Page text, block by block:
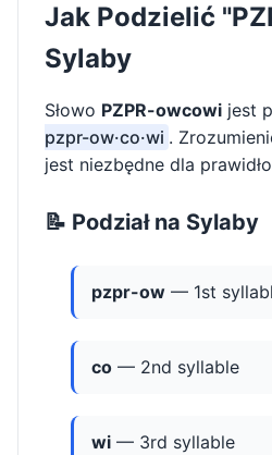
Jak Podzielić
Sylaby
Słowo PZPR-owcowi jest
pzpr-ow·co·wi .
jest niezbędne dla
📝 Podział na Sylaby
pzpr-ow — 1st
co — 2nd syllable
wi — 3rd syllable